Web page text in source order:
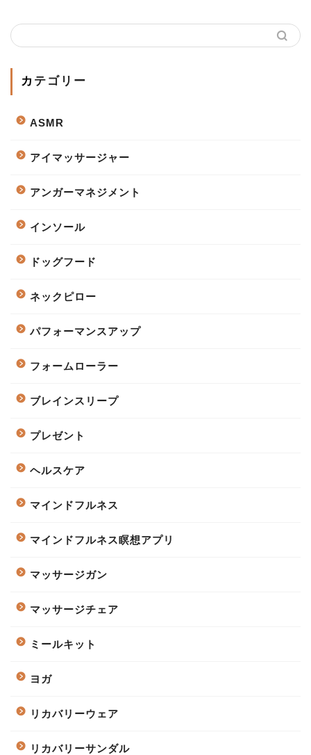
カテゴリー
ASMR
アイマッサージャー
アンガーマネジメント
インソール
ドッグフード
ネックピロー
パフォーマンスアップ
フォームローラー
ブレインスリープ
プレゼント
ヘルスケア
マインドフルネス
マインドフルネス瞑想アプリ
マッサージガン
マッサージチェア
ミールキット
ヨガ
リカバリーウェア
リカバリーサンダル